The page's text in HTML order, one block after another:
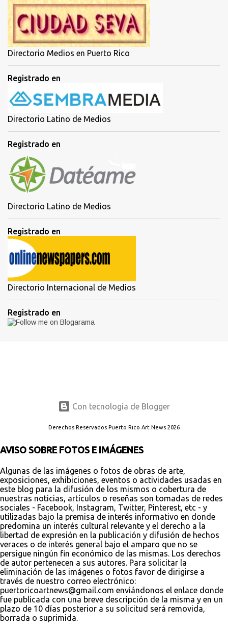
Directorio Medios en Puerto Rico
Registrado en
Directorio Latino de Medios
Registrado en
Directorio Latino de Medios
Registrado en
Directorio Internacional de Medios
Registrado en
Con tecnología de Blogger
Derechos Reservados Puerto Rico Art News 2026
AVISO SOBRE FOTOS E IMÁGENES
Algunas de las imágenes o fotos de obras de arte,
exposiciones, exhibiciones, eventos o actividades usadas en
este blog para la difusión de los mismos o cobertura de
nuestras noticias, artículos o reseñas son tomadas de redes
sociales - Facebook, Instagram, Twitter, Pinterest, etc - y
utilizadas bajo la premisa de interés informativo en donde
predomina un interés cultural relevante y el derecho a la
libertad de expresión en la publicación y difusión de hechos
veraces o de interés general bajo el amparo que no se
persigue ningún fin económico de las mismas. Los derechos
de autor pertenecen a sus autores. Para solicitar la
eliminación de las imágenes o fotos favor de dirigirse a
través de nuestro correo electrónico:
puertoricoartnews@gmail.com enviándonos el enlace donde
fue publicada con una breve descripción de la misma y en un
plazo de 10 días posterior a su solicitud será removida,
borrada o suprimida.